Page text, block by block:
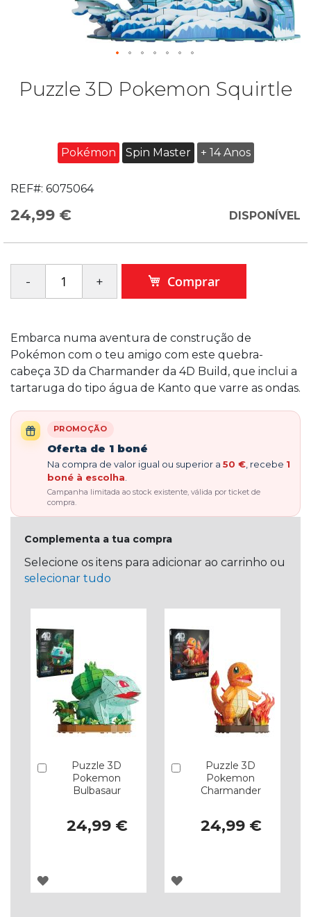
Puzzle 3D Pokemon Squirtle
Pokémon Spin Master + 14 Anos
REF#: 6075064
24,99 € DISPONÍVEL
Comprar
Embarca numa aventura de construção de
Pokémon com o teu amigo com este quebra-
cabeça 3D da Charmander da 4D Build, que inclui a
tartaruga do tipo água de Kanto que varre as ondas.
PROMOÇÃO
Oferta de 1 boné
Na compra de valor igual ou superior a 50 € , recebe 1
boné à escolha
Campanha limitada ao stock existente, válida por ticket de
compra.
Complementa a tua compra
Selecione os itens para adicionar ao carrinho ou
selecionar tudo
Puzzle 3D
Pokemon
Bulbasaur
24,99 €
Comprar
ADICIONAR
Puzzle 3D
Pokemon
Charmander
24,99 €
Comprar
ADICIONAR